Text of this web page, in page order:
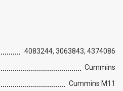
4083244, 3063843, 4374086
Cummins
Cummins M11